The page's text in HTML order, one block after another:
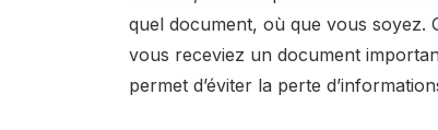
quel document, où que vous soyez.
vous receviez un document
permet d’éviter la perte